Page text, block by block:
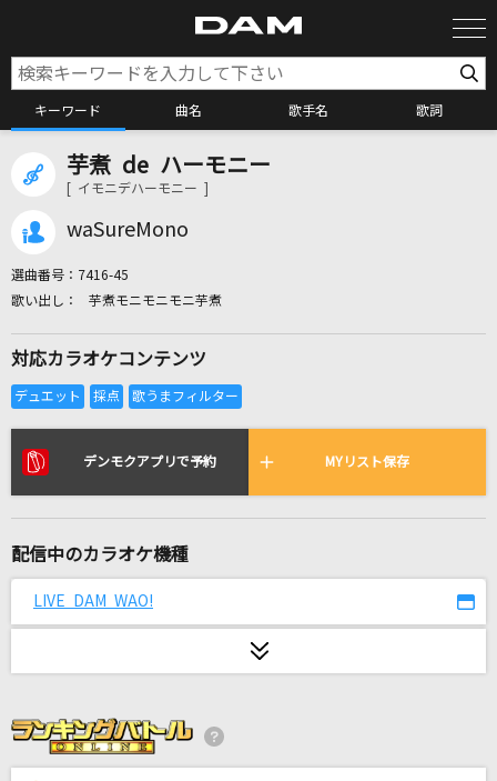
キーワード 曲名 歌手名 歌詞
カラオケ検索
全国りれき
リアルタイムで歌われている曲の一覧
残響は鳴り止まず
幕が上がる
Same Blue
芋煮 de ハーモニー
[ イモニデハーモニー ]
waSureMono
選曲番号： 7416-45
芋煮モニモニモニ芋煮
対応カラオケコンテンツ
デンモクアプリで予約 MYリスト保存
配信中のカラオケ機種
LIVE DAM WAO!